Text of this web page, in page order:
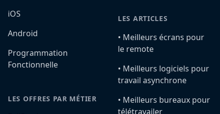
iOS
Android
Programmation
Fonctionnelle
LES OFFRES PAR MÉTIER
LES ARTICLES
•️ Meilleurs écrans pour
le remote
•️ Meilleurs logiciels pour
travail asynchrone
•️ Meilleurs bureaux pour
télétravailer